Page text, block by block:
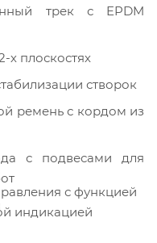
х плоскостях
створок
с функцией
индикацией